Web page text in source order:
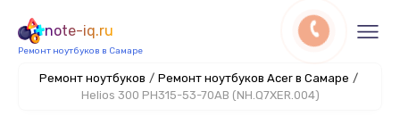
note-iq.ru
Ремонт ноутбуков в Самаре
Ремонт ноутбуков / Ремонт ноутбуков Acer в Самаре /
Helios 300 PH315-53-70AB (NH.Q7XER.004)